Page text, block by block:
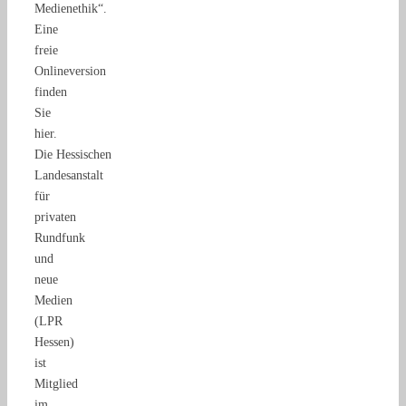
Medienethik“.
Eine
freie
Onlineversion
finden
Sie
hier.
Die Hessischen
Landesanstalt
für
privaten
Rundfunk
und
neue
Medien
(LPR
Hessen)
ist
Mitglied